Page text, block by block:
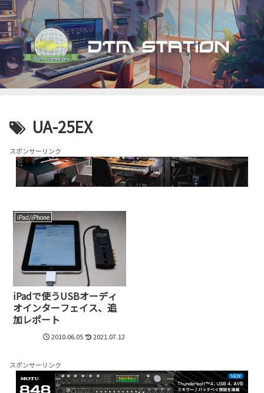
UA-25EX
スポンサーリンク
iPad/iPhone
iPadで使うUSBオーディ
オインターフェイス、追
加レポート
2010.06.05 2021.07.12
スポンサーリンク